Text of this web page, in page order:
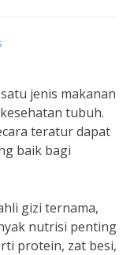
jenis makanan
tubuh.
teratur dapat
baik bagi
gizi ternama,
nutrisi penting
protein, zat besi,